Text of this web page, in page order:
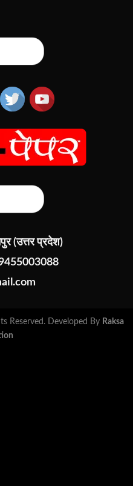
(उत्तर प्रदेश)
Reserved. Developed By Raksa